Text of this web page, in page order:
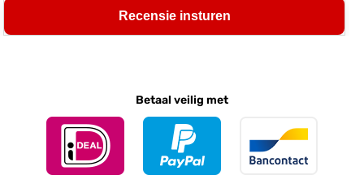
Recensie insturen
Betaal veilig met